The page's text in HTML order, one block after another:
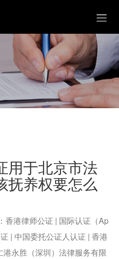
用于北京市法
抚养权要怎么
香港律师公证 | 国际认证（Ap
| 中国委托公证人认证 | 香港
永胜（深圳）法律服务有限